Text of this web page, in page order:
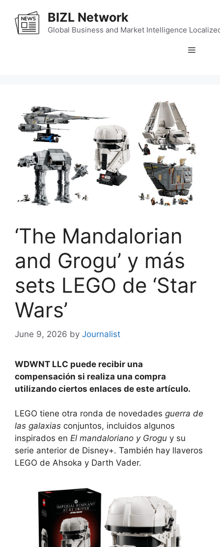
content
BIZL Network
Global Business and Market Intelligence
Menu
‘The Mandalorian
and Grogu’ y más
sets LEGO de ‘Star
Wars’
June 9, 2026 by Journalist
WDWNT LLC puede recibir una
compensación si realiza una compra
utilizando ciertos enlaces de este artículo.
LEGO tiene otra ronda de novedades guerra de
las galaxias conjuntos, incluidos algunos
inspirados en El mandaloriano y Grogu y su
serie anterior de Disney+. También hay llaveros
LEGO de Ahsoka y Darth Vader.